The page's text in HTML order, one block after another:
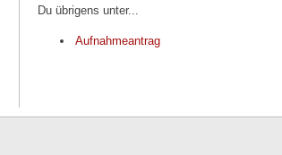
Du übrigens unter...
Aufnahmeantrag